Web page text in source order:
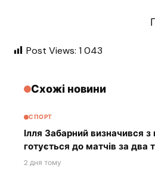
Post Views: 1 043
Схожі новини
СПОРТ
Ілля Забарний визначився
готується до матчів за два
2 дня тому